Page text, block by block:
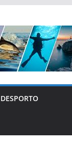
DESPORTO